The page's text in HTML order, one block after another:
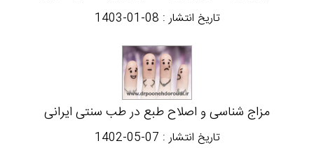
تاریخ انتشار : 1403-01-08
مزاج شناسی و اصلاح طبع در طب سنتی ایرانی
تاریخ انتشار : 1402-05-07